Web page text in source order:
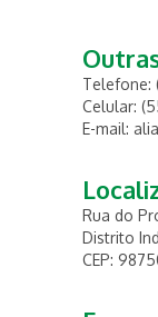
Telefone:
Celular:
E-mail:
Rua do
Distrito
CEP: